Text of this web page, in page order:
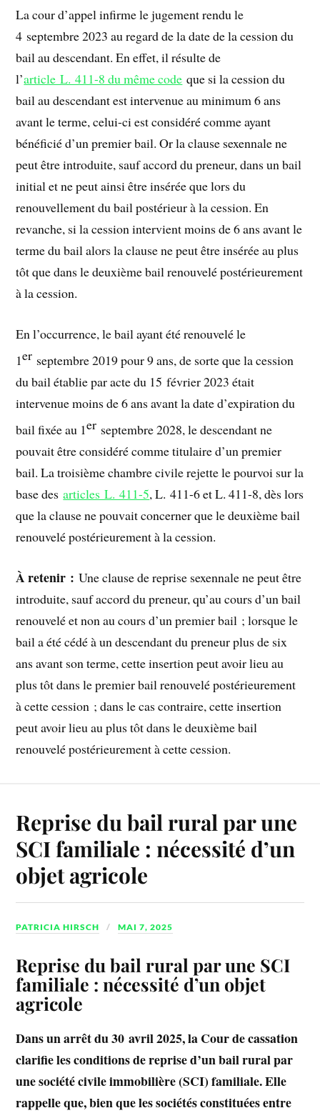
La cour d’appel infirme le jugement rendu le
4 septembre 2023 au regard de la date de la cession du
bail au descendant. En effet, il résulte de
l’article L. 411-8 du même code que si la cession du
bail au descendant est intervenue au minimum 6 ans
avant le terme, celui-ci est considéré comme ayant
bénéficié d’un premier bail. Or la clause sexennale ne
peut être introduite, sauf accord du preneur, dans un bail
initial et ne peut ainsi être insérée que lors du
renouvellement du bail postérieur à la cession. En
revanche, si la cession intervient moins de 6 ans avant le
terme du bail alors la clause ne peut être insérée au plus
tôt que dans le deuxième bail renouvelé postérieurement
à la cession.
En l’occurrence, le bail ayant été renouvelé le
1er septembre 2019 pour 9 ans, de sorte que la cession
du bail établie par acte du 15 février 2023 était
intervenue moins de 6 ans avant la date d’expiration du
bail fixée au 1er septembre 2028, le descendant ne
pouvait être considéré comme titulaire d’un premier
bail. La troisième chambre civile rejette le pourvoi sur la
base desarticles L. 411-5, L. 411-6 et L. 411-8, dès lors
que la clause ne pouvait concerner que le deuxième bail
renouvelé postérieurement à la cession.
À retenir : Une clause de reprise sexennale ne peut être
introduite, sauf accord du preneur, qu’au cours d’un bail
renouvelé et non au cours d’un premier bail ; lorsque le
bail a été cédé à un descendant du preneur plus de six
ans avant son terme, cette insertion peut avoir lieu au
plus tôt dans le premier bail renouvelé postérieurement
à cette cession ; dans le cas contraire, cette insertion
peut avoir lieu au plus tôt dans le deuxième bail
renouvelé postérieurement à cette cession.
Reprise du bail rural par une
SCI familiale : nécessité d’un
objet agricole
PATRICIA HIRSCH MAI 7, 2025
Reprise du bail rural par une SCI
familiale : nécessité d’un objet
agricole
Dans un arrêt du 30 avril 2025, la Cour de cassation
clarifie les conditions de reprise d’un bail rural par
une société civile immobilière (SCI) familiale. Elle
rappelle que, bien que les sociétés constituées entre